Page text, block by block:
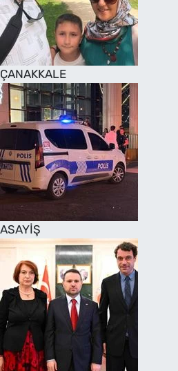
ÇANAKKALE
ASAYİŞ
SAĞLIK
TV REHBERİ